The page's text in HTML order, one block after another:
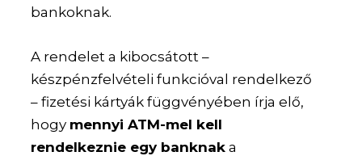
bankoknak.
A rendelet a kibocsátott –
készpénzfelvételi funkcióval rendelkező
– fizetési kártyák függvényében írja elő,
hogy mennyi ATM-mel kell
rendelkeznie egy banknak a